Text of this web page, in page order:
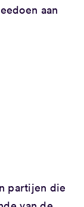
aan
partijen die